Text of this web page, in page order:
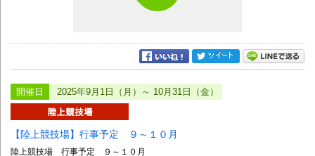
開催日 2025年9月1日（月）～ 10月31日（金）
【陸上競技場】行事予定 ９～１０月
陸上競技場 行事予定 ９～１０月